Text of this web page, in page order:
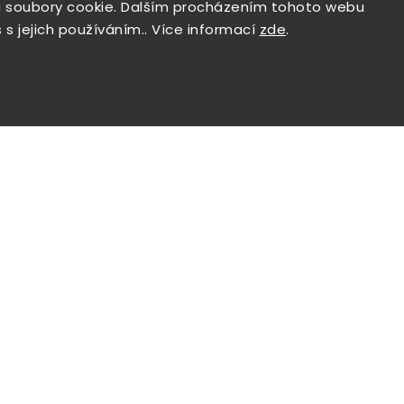
cookie. Dalším procházením tohoto webu
jejich používáním.. Více informací zde.